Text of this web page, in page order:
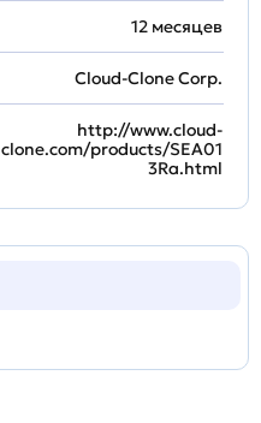
12 месяцев
Cloud-Clone Corp.
http://www.cloud-
clone.com/products/SEA01
3Ra.html